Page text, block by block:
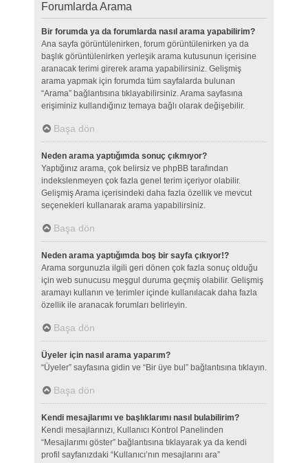
Forumlarda Arama
Bir forumda ya da forumlarda nasıl arama yapabilirim?
Ana sayfa görüntülenirken, forum görüntülenirken ya da
başlık görüntülenirken yerleşik arama kutusunun içerisine
aranacak terimi girerek arama yapabilirsiniz. Gelişmiş
arama yapmak için forumda tüm sayfalarda bulunan
“Arama” bağlantısına tıklayabilirsiniz. Arama sayfasına
erişiminiz kullandığınız temaya bağlı olarak değişebilir.
Başa dön
Neden arama yaptığımda sonuç çıkmıyor?
Yaptığınız arama, çok belirsiz ve phpBB tarafından
indekslenmeyen çok fazla genel terim içeriyor olabilir.
Gelişmiş Arama içerisindeki daha fazla özellik ve mevcut
seçenekleri kullanarak arama yapabilirsiniz.
Başa dön
Neden arama yaptığımda boş bir sayfa çıkıyor!?
Arama sorgunuzla ilgili geri dönen çok fazla sonuç olduğu
için web sunucusu meşgul duruma geçmiş olabilir. Gelişmiş
aramayı kullanın ve terimler içinde kullanılacak daha fazla
özellik ile aranacak forumları belirleyin.
Başa dön
Üyeler için nasıl arama yaparım?
“Üyeler” sayfasına gidin ve “Bir üye bul” bağlantısına tıklayın.
Başa dön
Kendi mesajlarımı ve başlıklarımı nasıl bulabilirim?
Kendi mesajlarınızı, Kullanıcı Kontrol Panelinden
“Mesajlarımı göster” bağlantısına tıklayarak ya da kendi
profil sayfanızdaki “Kullanıcı’nın mesajlarını ara”